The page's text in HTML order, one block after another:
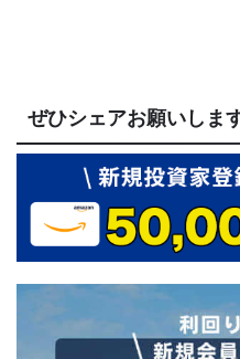
ぜひシェアお願いしま